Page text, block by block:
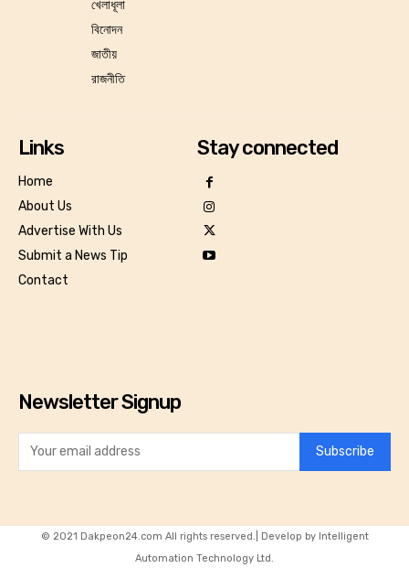
খেলাধূলা
বিনোদন
জাতীয়
রাজনীতি
Links
Home
About Us
Advertise With Us
Submit a News Tip
Contact
Stay connected
Newsletter Signup
Subscribe
© 2021 Dakpeon24.com All rights reserved.| Develop by Intelligent
Automation Technology Ltd.